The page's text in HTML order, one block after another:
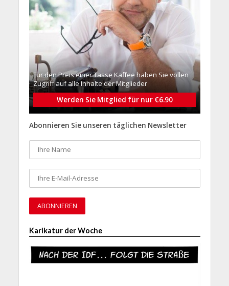
Für den Preis einer Tasse Kaffee haben Sie vollen
Zugriff auf alle Inhalte der Mitglieder
Werden Sie Mitglied für nur €6.90
Abonnieren Sie unseren täglichen Newsletter
Karikatur der Woche